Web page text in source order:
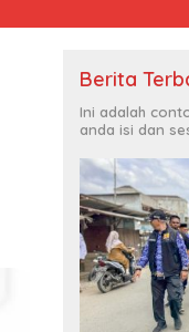
Berita
Ini adalah
anda isi dan